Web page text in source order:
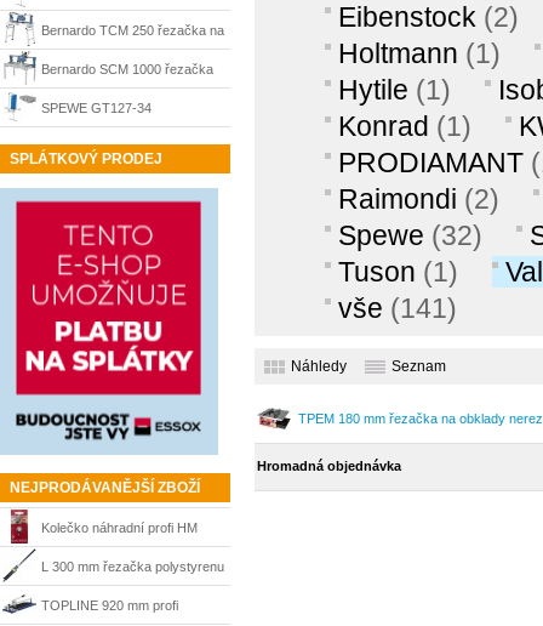
dlažby, cihle
teleskopická řezačka
polystyrenu
Bernardo TCM 250 řezačka na
dlažbu 1500W, 230V, 14-3088
Bernardo SCM 1000 řezačka
na dlažbu a kámen, 400 V, 14-
3105
SPEWE GT127-34
teleskopická řezačka
SPLÁTKOVÝ PRODEJ
NEJPRODÁVANĚJŠÍ ZBOŽÍ
Kolečko náhradní profi HM
22x4,7x6,1 mm Holtmann
L 300 mm řezačka polystyrenu
Konrad
TOPLINE 920 mm profi
Eibenstock (2)
Holtmann (1)
Hytile (1)
Konrad (1)
PRODIAMANT
Raimondi (2)
Spewe (32)
Tuson (1)
vše (141)
Náhledy Seznam
TPEM 180 mm řezačka na obklady
Hromadná objednávka